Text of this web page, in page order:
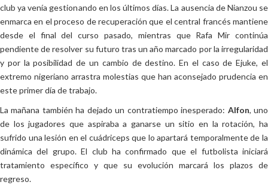
club ya venía gestionando en los últimos días. La ausencia de Nianzou se
enmarca en el proceso de recuperación que el central francés mantiene
desde el final del curso pasado, mientras que Rafa Mir continúa
pendiente de resolver su futuro tras un año marcado por la irregularidad
y por la posibilidad de un cambio de destino. En el caso de Ejuke, el
extremo nigeriano arrastra molestias que han aconsejado prudencia en
este primer día de trabajo.
La mañana también ha dejado un contratiempo inesperado: Alfon, uno
de los jugadores que aspiraba a ganarse un sitio en la rotación, ha
sufrido una lesión en el cuádriceps que lo apartará temporalmente de la
dinámica del grupo. El club ha confirmado que el futbolista iniciará
tratamiento específico y que su evolución marcará los plazos de
regreso.